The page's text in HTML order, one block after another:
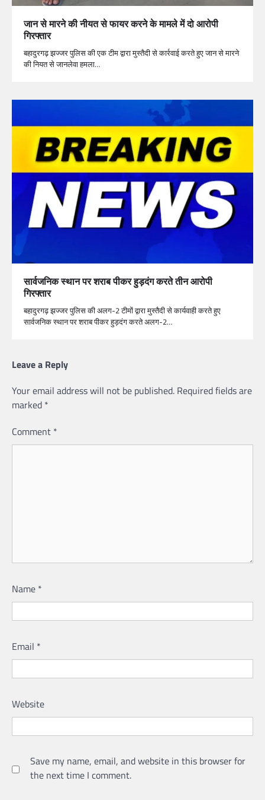
जान से मारने की नीयत से फायर करने के मामले में दो आरोपी
गिरफ्तार
बहादुरगढ़ झज्जर पुलिस की एक टीम द्वारा मुस्तैदी से कार्रवाई करते हुए जान से मारने
की नियत से जानलेवा हमला…
सार्वजनिक स्थान पर शराब पीकर हुड़दंग करते तीन आरोपी
गिरफ्तार
बहादुरगढ़ झज्जर पुलिस की अलग-2 टीमों द्वारा मुस्तैदी से कार्यवाही करते हुए
सार्वजनिक स्थान पर शराब पीकर हुड़दंग करते अलग-2…
Leave a Reply
Your email address will not be published. Required fields are
marked *
Comment *
Name *
Email *
Website
Save my name, email, and website in this browser for
the next time I comment.